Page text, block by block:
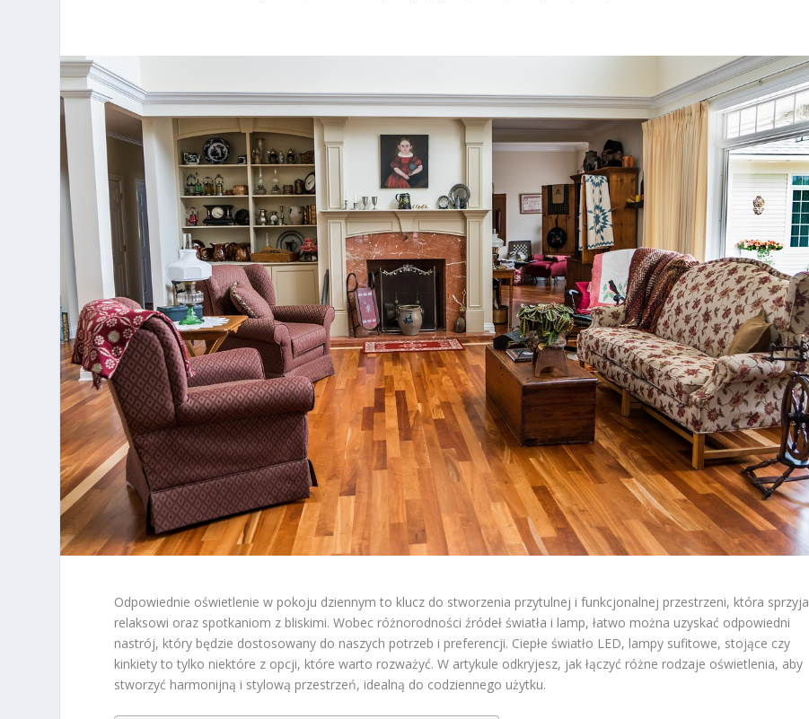
Odpowiednie oświetlenie w pokoju dziennym to klucz do stworzenia przytulnej i funkcjonalnej przestrzeni, która sprzyja
relaksowi oraz spotkaniom z bliskimi. Wobec różnorodności źródeł światła i lamp, łatwo można uzyskać odpowiedni
nastrój, który będzie dostosowany do naszych potrzeb i preferencji. Ciepłe światło LED, lampy sufitowe, stojące czy
kinkiety to tylko niektóre z opcji, które warto rozważyć. W artykule odkryjesz, jak łączyć różne rodzaje oświetlenia, aby
stworzyć harmonijną i stylową przestrzeń, idealną do codziennego użytku.